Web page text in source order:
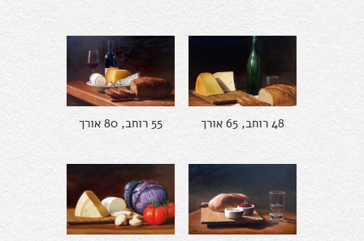
48 רוחב, 65 אורך 55 רוחב, 80 אורך